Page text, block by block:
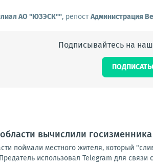
АО "ЮЗЭСК"", репостАдминистрация
Подписывайтесь на
вычислили госизменника
поймали местного жителя, который
использовал Telegram для связи